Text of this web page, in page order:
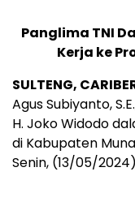
Panglima TNI
Kerja ke
SULTENG,
Agus Subiyanto,
H. Joko Widodo
di Kabupaten
Senin, (13/05/